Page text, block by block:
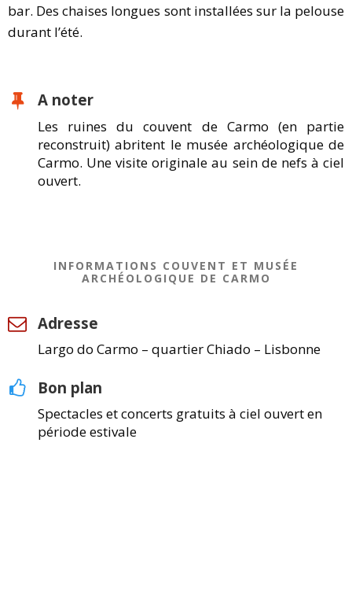
bar. Des chaises longues sont installées sur la pelouse
durant l’été.
A noter
Les ruines du couvent de Carmo (en partie
reconstruit) abritent le musée archéologique de
Carmo. Une visite originale au sein de nefs à ciel
ouvert.
INFORMATIONS COUVENT ET MUSÉE
ARCHÉOLOGIQUE DE CARMO
Adresse
Largo do Carmo – quartier Chiado – Lisbonne
Bon plan
Spectacles et concerts gratuits à ciel ouvert en
période estivale